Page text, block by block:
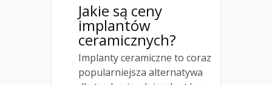
Jakie są ceny
implantów
ceramicznych?
Implanty ceramiczne to coraz
popularniejsza alternatywa